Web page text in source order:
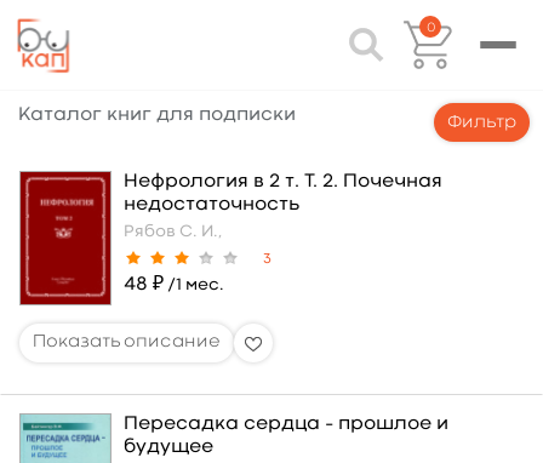
0
Каталог книг для подписки Фильтр
Нефрология в 2 т. Т. 2. Почечная
недостаточность
Рябов С. И.,
3
48 ₽ /1 мес.
Пересадка сердца – прошлое и
будущее